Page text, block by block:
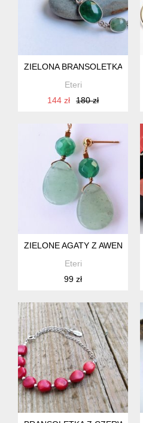
ZIELONA BRANSOLETKA Z
Eteri
144 zł
180 zł
ZIELONE AGATY Z
Eteri
99 zł